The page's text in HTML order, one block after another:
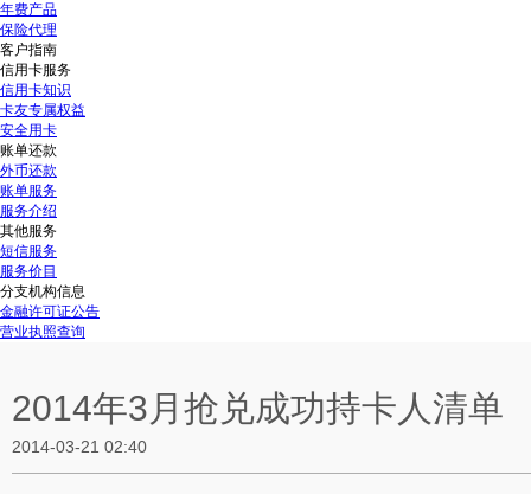
年费产品
保险代理
客户指南
信用卡服务
信用卡知识
卡友专属权益
安全用卡
账单还款
外币还款
账单服务
服务介绍
其他服务
短信服务
服务价目
分支机构信息
金融许可证公告
营业执照查询
2014年3月抢兑成功持卡人清单
2014-03-21 02:40